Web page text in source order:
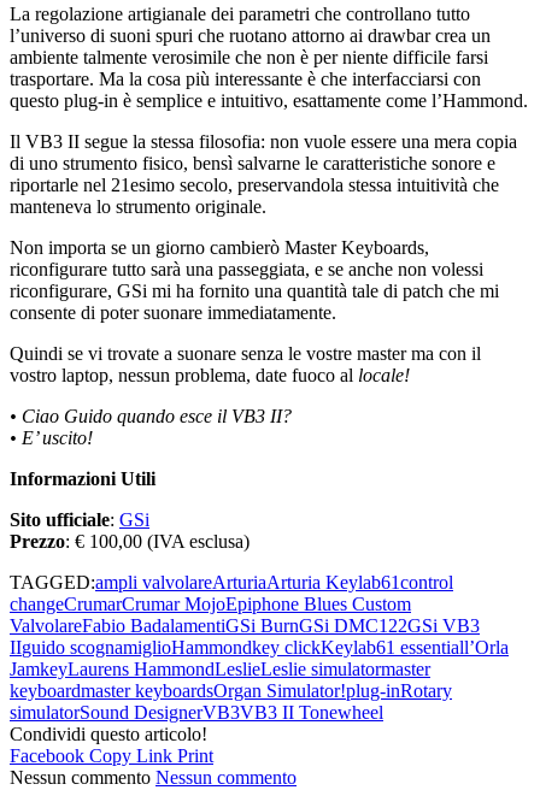
La regolazione artigianale dei parametri che controllano tutto
l’universo di suoni spuri che ruotano attorno ai drawbar crea un
ambiente talmente verosimile che non è per niente difficile farsi
trasportare. Ma la cosa più interessante è che interfacciarsi con
questo plug-in è semplice e intuitivo, esattamente come l’Hammond.
Il VB3 II segue la stessa filosofia: non vuole essere una mera copia
di uno strumento fisico, bensì salvarne le caratteristiche sonore e
riportarle nel 21esimo secolo, preservandola stessa intuitività che
manteneva lo strumento originale.
Non importa se un giorno cambierò Master Keyboards,
riconfigurare tutto sarà una passeggiata, e se anche non volessi
riconfigurare, GSi mi ha fornito una quantità tale di patch che mi
consente di poter suonare immediatamente.
Quindi se vi trovate a suonare senza le vostre master ma con il
vostro laptop, nessun problema, date fuoco al locale!
• Ciao Guido quando esce il VB3 II?
• E’ uscito!
Informazioni Utili
Sito ufficiale: GSi
Prezzo: € 100,00 (IVA esclusa)
TAGGED:ampli valvolareArturiaArturia Keylab61control
changeCrumarCrumar MojoEpiphone Blues Custom
ValvolareFabio BadalamentiGSi BurnGSi DMC122GSi VB3
IIguido scognamiglioHammondkey clickKeylab61 essentiall’Orla
JamkeyLaurens HammondLeslieLeslie simulatormaster
keyboardmaster keyboardsOrgan Simulator!plug-inRotary
simulatorSound DesignerVB3VB3 II Tonewheel
Condividi questo articolo!
Facebook Copy Link Print
Nessun commento Nessun commento